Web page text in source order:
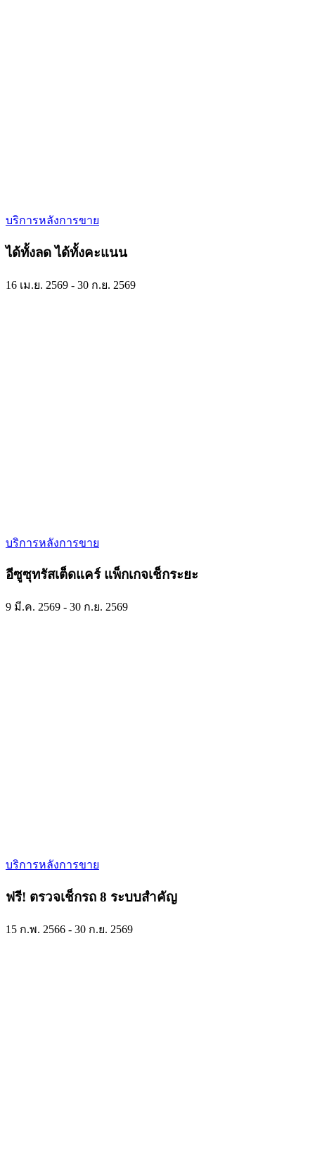
บริการหลังการขาย
ได้ทั้งลด ได้ทั้งคะแนน
16 เม.ย. 2569 - 30 ก.ย. 2569
บริการหลังการขาย
อีซูซุทรัสเต็ดแคร์ แพ็กเกจเช็กระยะ
9 มี.ค. 2569 - 30 ก.ย. 2569
บริการหลังการขาย
ฟรี! ตรวจเช็กรถ 8 ระบบสำคัญ
15 ก.พ. 2566 - 30 ก.ย. 2569